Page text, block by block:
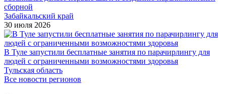
сборной
Забайкальский край
30 июля 2026
В Туле запустили бесплатные занятия по парачирлингу для
людей с ограниченными возможностями здоровья
Тульская область
Все новости регионов